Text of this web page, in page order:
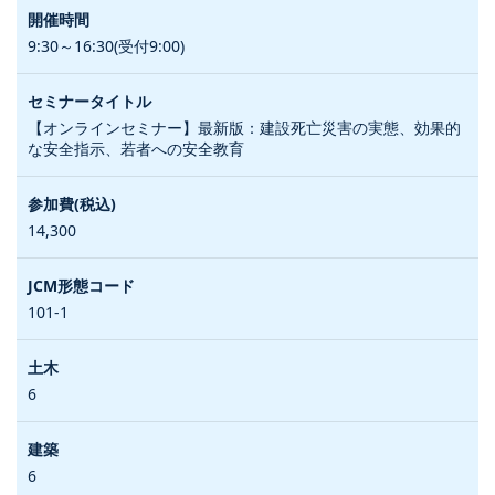
9:30～16:30(受付9:00)
【オンラインセミナー】最新版：建設死亡災害の実態、効果的
な安全指示、若者への安全教育
14,300
101-1
6
6